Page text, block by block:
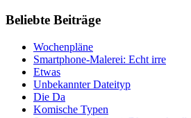
Beliebte Beiträge
Wochenpläne
Smartphone-Malerei: Echt irre
Etwas
Unbekannter Dateityp
Die Da
Komische Typen